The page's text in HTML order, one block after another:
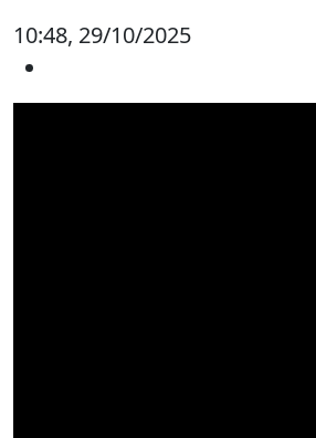
10:48, 29/10/2025